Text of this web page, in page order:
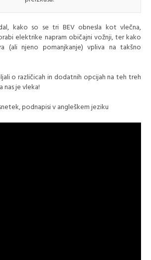
kako so se tri BEV obnesla kot vlečna,
elektrike napram običajni vožnji, ter kako
(ali njeno pomanjkanje) vpliva na takšno
o različicah in dodatnih opcijah na teh treh
nas je vleka!
podnapisi v angleškem jeziku